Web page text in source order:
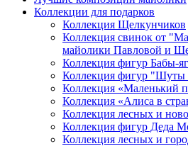
Коллекции для подарков
Коллекция Щелкунчиков
Коллекция свинок от
майолики Павловой и
Коллекция фигур Бабы-
Коллекция фигур "Шуты
Коллекция «Маленький
Коллекция «Алиса в
Коллекция лесных и
Коллекция фигур Деда
Коллекция лесных и